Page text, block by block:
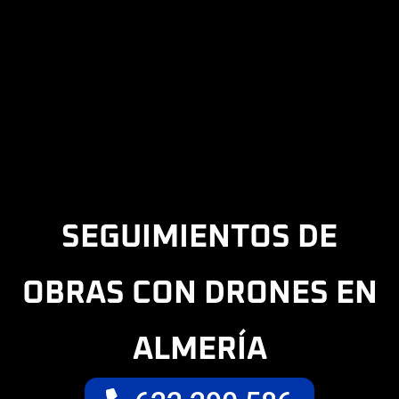
SEGUIMIENTOS DE
OBRAS CON DRONES EN
ALMERÍA